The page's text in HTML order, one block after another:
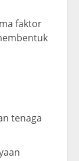
faktor
tenaga